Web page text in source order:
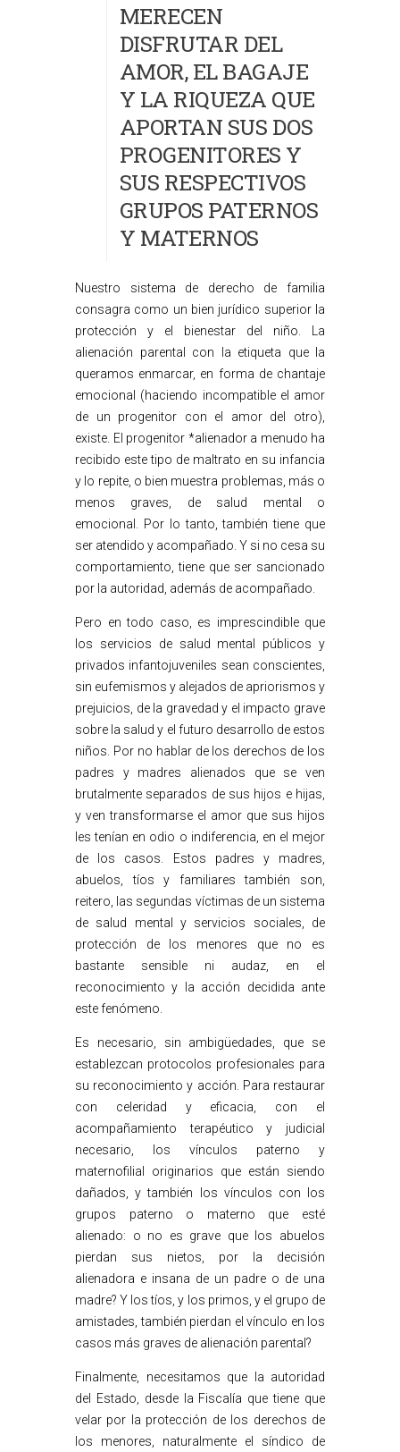
MERECEN
DISFRUTAR DEL
AMOR, EL BAGAJE
Y LA RIQUEZA QUE
APORTAN SUS DOS
PROGENITORES Y
SUS RESPECTIVOS
GRUPOS PATERNOS
Y MATERNOS
Nuestro sistema de derecho de familia
consagra como un bien jurídico superior la
protección y el bienestar del niño. La
alienación parental con la etiqueta que la
queramos enmarcar, en forma de chantaje
emocional (haciendo incompatible el amor
de un progenitor con el amor del otro),
existe. El progenitor *alienador a menudo ha
recibido este tipo de maltrato en su infancia
y lo repite, o bien muestra problemas, más o
menos graves, de salud mental o
emocional. Por lo tanto, también tiene que
ser atendido y acompañado. Y si no cesa su
comportamiento, tiene que ser sancionado
por la autoridad, además de acompañado.
Pero en todo caso, es imprescindible que
los servicios de salud mental públicos y
privados infantojuveniles sean conscientes,
sin eufemismos y alejados de apriorismos y
prejuicios, de la gravedad y el impacto grave
sobre la salud y el futuro desarrollo de estos
niños. Por no hablar de los derechos de los
padres y madres alienados que se ven
brutalmente separados de sus hijos e hijas,
y ven transformarse el amor que sus hijos
les tenían en odio o indiferencia, en el mejor
de los casos. Estos padres y madres,
abuelos, tíos y familiares también son,
reitero, las segundas víctimas de un sistema
de salud mental y servicios sociales, de
protección de los menores que no es
bastante sensible ni audaz, en el
reconocimiento y la acción decidida ante
este fenómeno.
Es necesario, sin ambigüedades, que se
establezcan protocolos profesionales para
su reconocimiento y acción. Para restaurar
con celeridad y eficacia, con el
acompañamiento terapéutico y judicial
necesario, los vínculos paterno y
maternofilial originarios que están siendo
dañados, y también los vínculos con los
grupos paterno o materno que esté
alienado: o no es grave que los abuelos
pierdan sus nietos, por la decisión
alienadora e insana de un padre o de una
madre? Y los tíos, y los primos, y el grupo de
amistades, también pierdan el vínculo en los
casos más graves de alienación parental?
Finalmente, necesitamos que la autoridad
del Estado, desde la Fiscalía que tiene que
velar por la protección de los derechos de
los menores, naturalmente el síndico de